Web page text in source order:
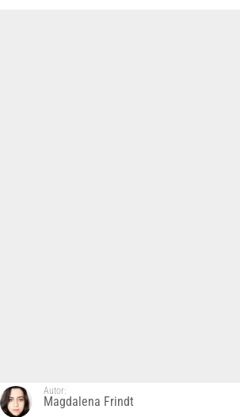
Autor:
Magdalena Frindt